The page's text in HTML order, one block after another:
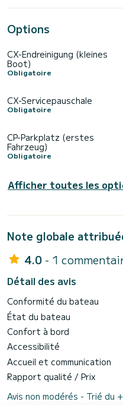
Options
CX-Endreinigung (kleines
Boot)
Obligatoire
CX-Servicepauschale
Obligatoire
CP-Parkplatz (erstes
Fahrzeug)
Obligatoire
Afficher toutes les
Note globale
4.0 - 1
Détail des avis
Conformité du bateau
État du bateau
Confort à bord
Accessibilité
Accueil et communication
Rapport qualité / Prix
Avis non modérés - Trié du